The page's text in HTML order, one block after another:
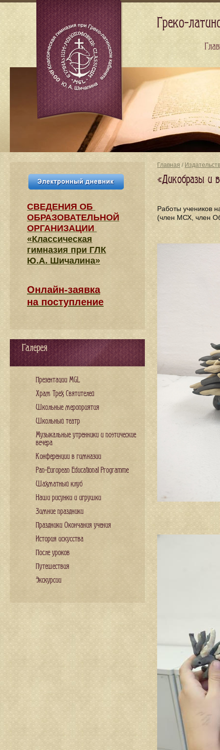
Главная /
«Дикобразы и
Работы учеников
(член МСХ, член
СВЕДЕНИЯ​ ОБ
ОБРАЗОВАТЕЛЬНОЙ
ОРГАНИЗАЦИИ
«Классическая
гимназия при ГЛК
Ю.А. Шичалина»
Онлайн-заявка
на поступление
Галерея
Презентации MGL
Храм Трех Святителей
Школьные мероприятия
Школьный театр
Музыкальные утренники и поэтические
вечера
Конференции в гимназии
Pan-European Educational Programme
Шахматный клуб
Наши рисунки и игрушки
Зимние праздники
Праздники Окончания учения
История искусства
После уроков
Путешествия
Экскурсии
Греко-